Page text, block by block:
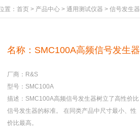
置： 首页 > 产品中心 > 通用测试仪器 > 信号发生器
名称：SMC100A高频信号发生器
厂商：R&S
型号：SMC100A
描述：SMC100A高频信号发生器树立了高性价比
信号发生器的标准。 在同类产品中尺寸最小、性
价比最高。